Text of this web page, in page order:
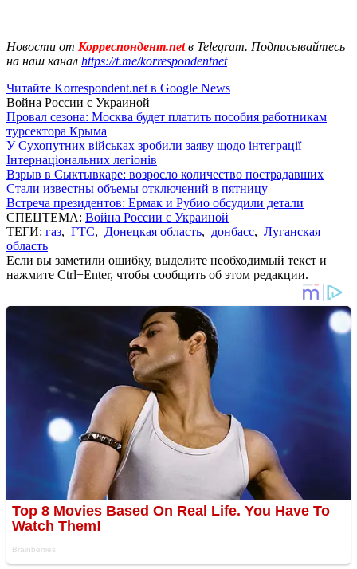
Новости от Корреспондент.netв Telegram. Подписывайтесь
на наш канал https://t.me/korrespondentnet
Читайте Korrespondent.net в Google News
Война России с Украиной
Провал сезона: Москва будет платить пособия работникам
турсектора Крыма
У Сухопутних військах зробили заяву щодо інтеграції
Інтернаціональних легіонів
Взрыв в Сыктывкаре: возросло количество пострадавших
Стали известны объемы отключений в пятницу
Встреча президентов: Ермак и Рубио обсудили детали
СПЕЦТЕМА: Война России с Украиной
ТЕГИ: газ, ГТС, Донецкая область, донбасс, Луганская
область
Если вы заметили ошибку, выделите необходимый текст и
нажмите Ctrl+Enter, чтобы сообщить об этом редакции.